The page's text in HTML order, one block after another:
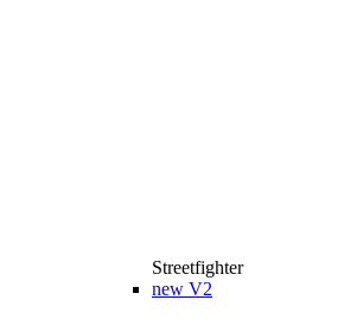
Streetfighter
new V2